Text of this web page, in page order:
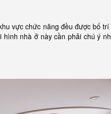
vực chức năng đều được bố
nhà ở này cần phải chú ý